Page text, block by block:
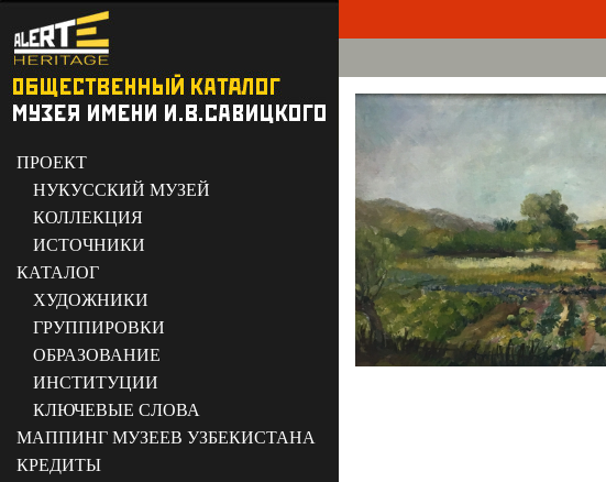
ПРОЕКТ
НУКУССКИЙ МУЗЕЙ
КОЛЛЕКЦИЯ
ИСТОЧНИКИ
КАТАЛОГ
ХУДОЖНИКИ
ГРУППИРОВКИ
ОБРАЗОВАНИЕ
ИНСТИТУЦИИ
КЛЮЧЕВЫЕ СЛОВА
МАППИНГ МУЗЕЕВ УЗБЕКИСТАНА
КРЕДИТЫ